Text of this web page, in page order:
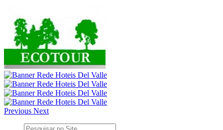
Previous Next